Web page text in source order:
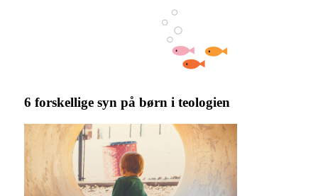
6 forskellige syn på børn i teologien